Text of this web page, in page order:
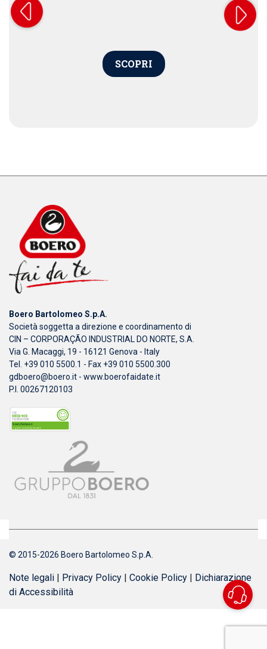
SCOPRI
Boero Bartolomeo S.p.A.
Società soggetta a direzione e coordinamento di
CIN – CORPORAÇÃO INDUSTRIAL DO NORTE, S.A.
Via G. Macaggi, 19 - 16121 Genova - Italy
Tel. +39 010 5500.1 - Fax +39 010 5500.300
gdboero@boero.it - www.boerofaidate.it
P.I. 00267120103
© 2015-2026 Boero Bartolomeo S.p.A.
Note legali | Privacy Policy | Cookie Policy | Dichiarazione
di Accessibilità